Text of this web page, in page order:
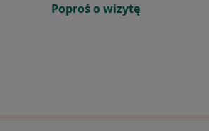
Poproś o wizytę